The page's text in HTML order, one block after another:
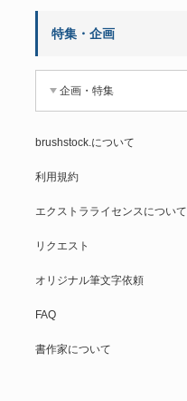
特集・企画
企画・特集
brushstock.について
利用規約
エクストラライセンスについて
リクエスト
オリジナル筆文字依頼
FAQ
書作家について